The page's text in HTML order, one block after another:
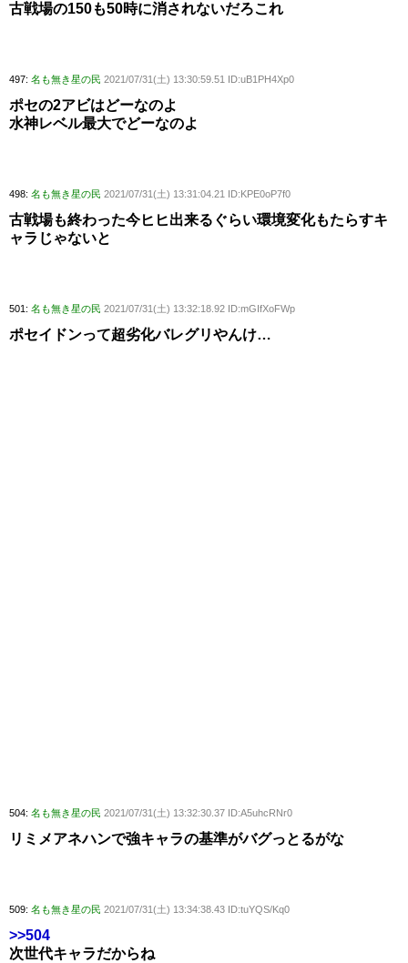
古戦場の150も50時に消されないだろこれ
497: 名も無き星の民 2021/07/31(土) 13:30:59.51 ID:uB1PH4Xp0
ポセの2アビはどーなのよ
水神レベル最大でどーなのよ
498: 名も無き星の民 2021/07/31(土) 13:31:04.21 ID:KPE0oP7f0
古戦場も終わった今ヒヒ出来るぐらい環境変化もたらすキ
ャラじゃないと
501: 名も無き星の民 2021/07/31(土) 13:32:18.92 ID:mGIfXoFWp
ポセイドンって超劣化バレグリやんけ…
504: 名も無き星の民 2021/07/31(土) 13:32:30.37 ID:A5uhcRNr0
リミメアネハンで強キャラの基準がバグっとるがな
509: 名も無き星の民 2021/07/31(土) 13:34:38.43 ID:tuYQS/Kq0
>>504
次世代キャラだからね